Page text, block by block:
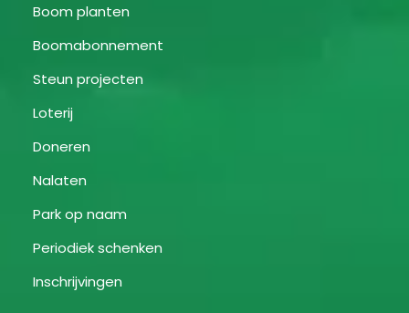
Boom planten
Boomabonnement
Steun projecten
Loterij
Doneren
Nalaten
Park op naam
Periodiek schenken
Inschrijvingen